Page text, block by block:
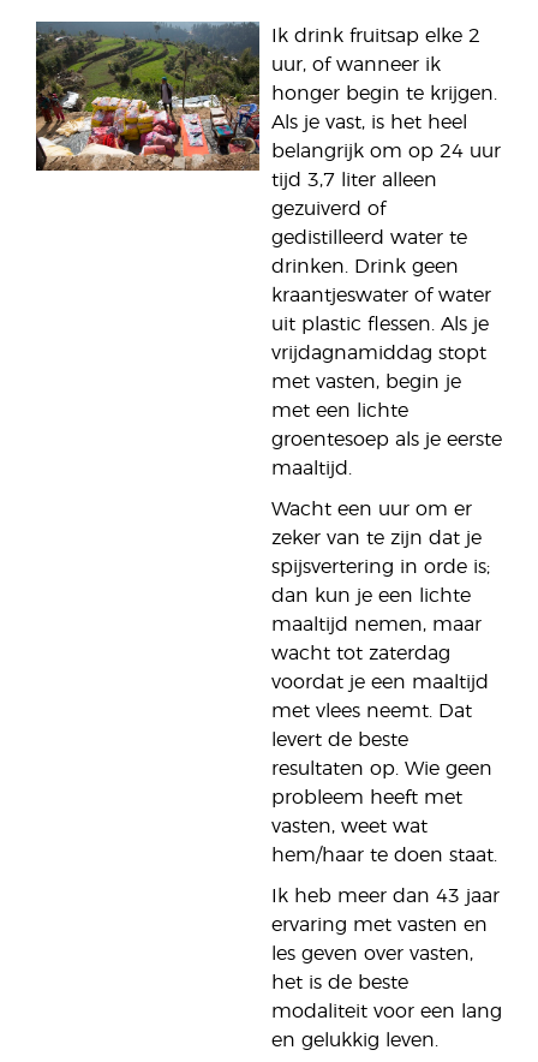
Ik drink fruitsap elke 2
uur, of wanneer ik
honger begin te krijgen.
Als je vast, is het heel
belangrijk om op 24 uur
tijd 3,7 liter alleen
gezuiverd of
gedistilleerd water te
drinken. Drink geen
kraantjeswater of water
uit plastic flessen. Als je
vrijdagnamiddag stopt
met vasten, begin je
met een lichte
groentesoep als je eerste
maaltijd.
Wacht een uur om er
zeker van te zijn dat je
spijsvertering in orde is;
dan kun je een lichte
maaltijd nemen, maar
wacht tot zaterdag
voordat je een maaltijd
met vlees neemt. Dat
levert de beste
resultaten op. Wie geen
probleem heeft met
vasten, weet wat
hem/haar te doen staat.
Ik heb meer dan 43 jaar
ervaring met vasten en
les geven over vasten,
het is de beste
modaliteit voor een lang
en gelukkig leven.